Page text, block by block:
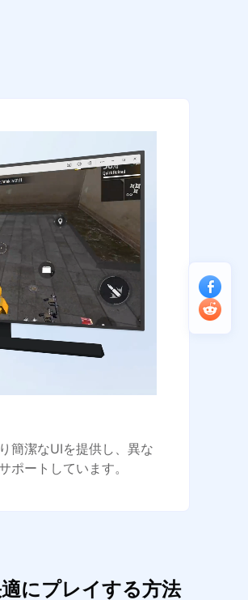
簡潔なUIを提供し、異な
ポートしています。
にプレイする方法